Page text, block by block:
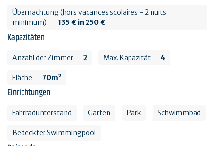
Übernachtung (hors vacances scolaires - 2 nuits
minimum)
135 € in 250 €
Kapazitäten
Anzahl der Zimmer 2 Max. Kapazität 4
Fläche 70m²
Einrichtungen
Fahrradunterstand Garten Park Schwimmbad
Bedeckter Swimmingpool